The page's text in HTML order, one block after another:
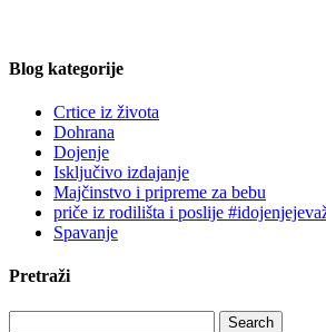
Blog kategorije
Crtice iz života
Dohrana
Dojenje
Isključivo izdajanje
Majčinstvo i pripreme za bebu
priče iz rodilišta i poslije
Spavanje
Pretraži
Search